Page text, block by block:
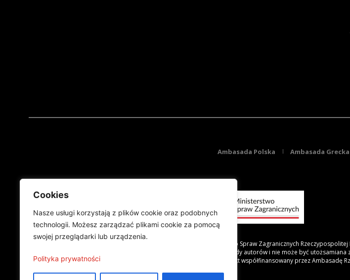
Cookies
Nasze usługi korzystają z plików cookie oraz podobnych
technologii. Możesz zarządzać plikami cookie za pomocą
swojej przeglądarki lub urządzenia.
Polityka prywatności
Ambasada Polska Ambasada Grecka
Projekt finansowany przez Ministerstwo Spraw Zagranicznych
Publikacja wyraża jedynie poglądy autorów i nie może być
Projekt współfinansowany przez Ambasadę